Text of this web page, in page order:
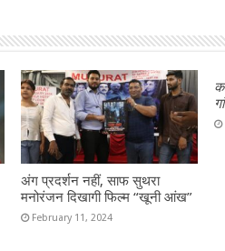
अंग प्रदर्शन नहीं, साफ सुथरा
मनोरंजन दिखागी फिल्म “खूनी आंख”
February 11, 2024